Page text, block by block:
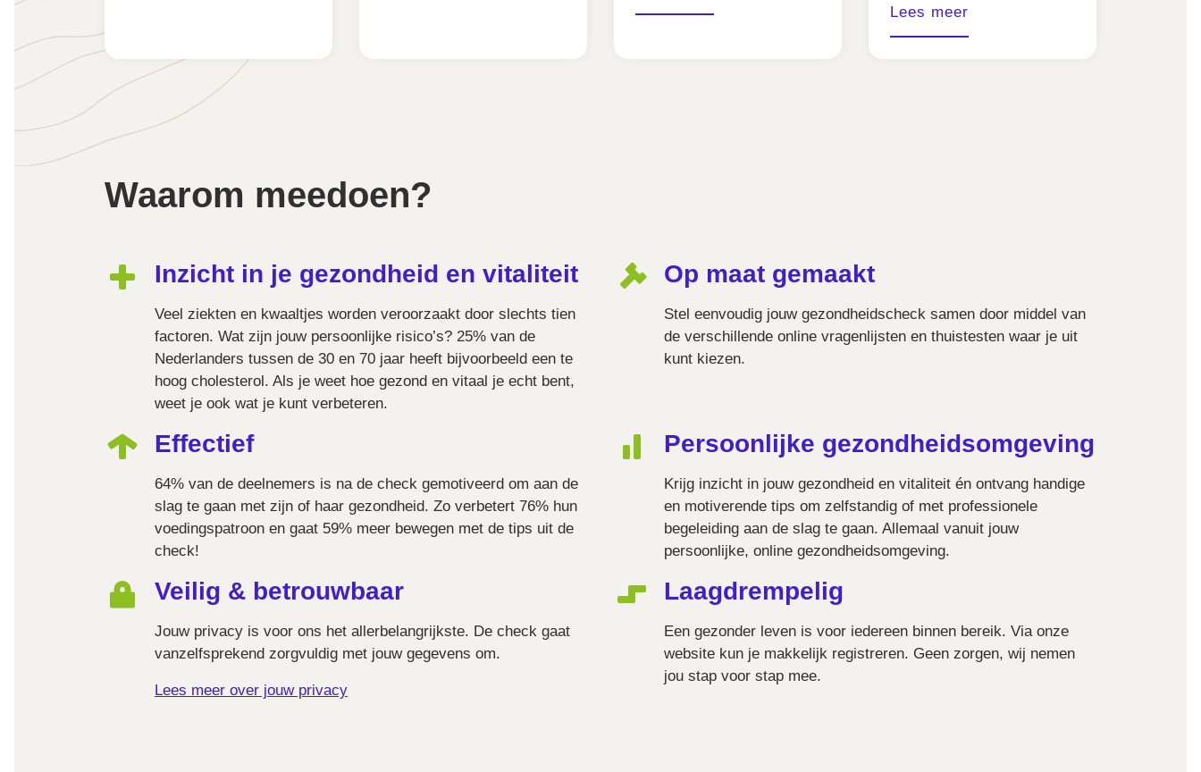
Lees meer
Waarom meedoen?
Inzicht in je gezondheid en vitaliteit
Veel ziekten en kwaaltjes worden veroorzaakt door slechts tien
factoren. Wat zijn jouw persoonlijke risico’s? 25% van de
Nederlanders tussen de 30 en 70 jaar heeft bijvoorbeeld een te
hoog cholesterol. Als je weet hoe gezond en vitaal je echt bent,
weet je ook wat je kunt verbeteren.
Op maat gemaakt
Stel eenvoudig jouw gezondheidscheck samen door middel van
de verschillende online vragenlijsten en thuistesten waar je uit
kunt kiezen.
Effectief
64% van de deelnemers is na de check gemotiveerd om aan de
slag te gaan met zijn of haar gezondheid. Zo verbetert 76% hun
voedingspatroon en gaat 59% meer bewegen met de tips uit de
check!
Persoonlijke gezondheidsomgeving
Krijg inzicht in jouw gezondheid en vitaliteit én ontvang handige
en motiverende tips om zelfstandig of met professionele
begeleiding aan de slag te gaan. Allemaal vanuit jouw
persoonlijke, online gezondheidsomgeving.
Veilig & betrouwbaar
Jouw privacy is voor ons het allerbelangrijkste. De check gaat
vanzelfsprekend zorgvuldig met jouw gegevens om.
Lees meer over jouw privacy
Laagdrempelig
Een gezonder leven is voor iedereen binnen bereik. Via onze
website kun je makkelijk registreren. Geen zorgen, wij nemen
jou stap voor stap mee.